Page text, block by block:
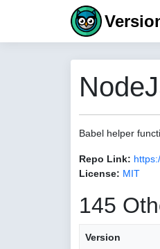
Babel helper
Repo Link:
License: MIT
145
Version